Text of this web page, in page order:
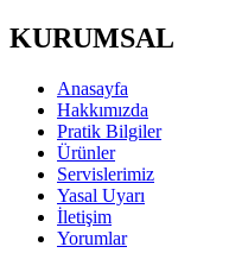
KURUMSAL
Anasayfa
Hakkımızda
Pratik Bilgiler
Ürünler
Servislerimiz
Yasal Uyarı
İletişim
Yorumlar